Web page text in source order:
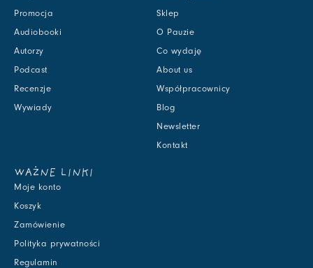
Promocja
Audiobooki
Autorzy
Podcast
Recenzje
Wywiady
Sklep
O Pauzie
Co wydaję
About us
Współpracownicy
Blog
Newsletter
Kontakt
WAŻNE LINKI
Moje konto
Koszyk
Zamówienie
Polityka prywatności
Regulamin